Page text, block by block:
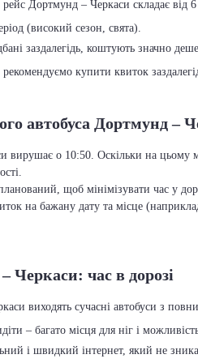
рейс Дортмунд – Черкаси складає
(високий сезон, свята).
заздалегідь, коштують значно
купити квиток
автобуса Дортмунд –
вирушає о 10:50. Оскільки на цьому
щоб мінімізувати час у
на бажану дату та місце
Черкаси: час в дорозі
виходять сучасні автобуси з
– багато місця для ніг і
і швидкий інтернет, який не